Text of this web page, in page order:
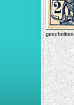
geschnitten